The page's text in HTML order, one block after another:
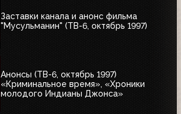
Заставки канала и анонс фильма
"Мусульманин" (ТВ-6, октябрь 1997)
Анонсы (ТВ-6, октябрь 1997)
«Криминальное время», «Хроники
молодого Индианы Джонса»